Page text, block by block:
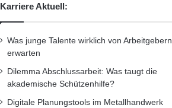
Karriere Aktuell:
Was junge Talente wirklich von Arbeitgebern
erwarten
Dilemma Abschlussarbeit: Was taugt die
akademische Schützenhilfe?
Digitale Planungstools im Metallhandwerk